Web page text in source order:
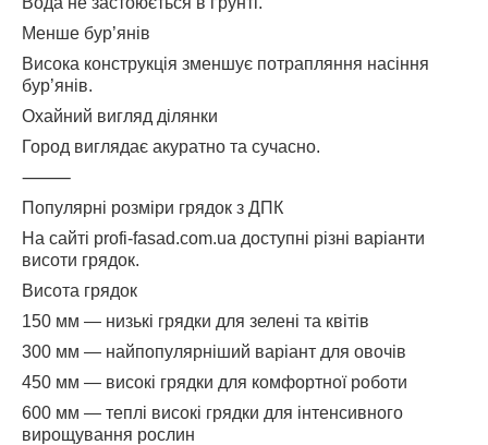
Менше бур’янів
Висока конструкція зменшує потрапляння насіння
бур’янів.
Охайний вигляд ділянки
Город виглядає акуратно та сучасно.
⸻
Популярні розміри грядок з ДПК
На сайті profi-fasad.com.ua доступні різні варіанти
висоти грядок.
Висота грядок
150 мм — низькі грядки для зелені та квітів
300 мм — найпопулярніший варіант для овочів
450 мм — високі грядки для комфортної роботи
600 мм — теплі високі грядки для інтенсивного
вирощування рослин